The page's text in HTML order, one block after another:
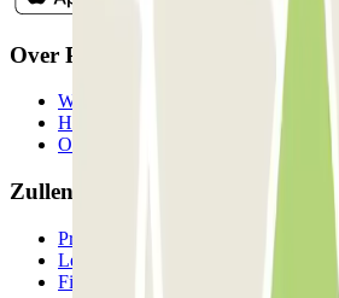
Over Parclick
Wie we zijn
Hoe het werkt
Onze parkeergarages
Zullen we samenwerken?
Professionals
Leverancier parkeren
Filialen